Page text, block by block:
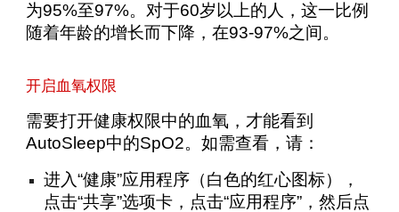
为95%至97%。对于60岁以上的人，这一比例
随着年龄的增长而下降，在93-97%之间。
开启血氧权限
需要打开健康权限中的血氧，才能看到
AutoSleep中的SpO2。如需查看，请：
进入“健康”应用程序（白色的红心图标），
点击“共享”选项卡，点击“应用程序”，然后点